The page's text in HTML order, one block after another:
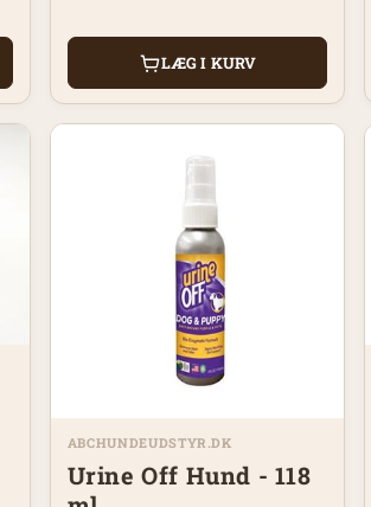
LÆG I KURV
ABCHUNDEUDSTYR.DK
Urine Off Hund - 118